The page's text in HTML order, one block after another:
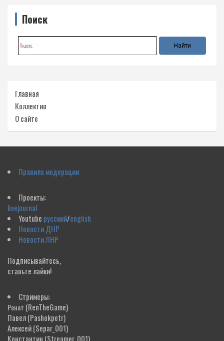
Поиск
Главная
Коллектив
О сайте
Правила модерации
Проекты:
livejournal
Youtube русский/english
Новости ДНР
Новости ЛНР
Подписывайтесь,
ставьте лайки!
Стримеры:
Ренат (RenTheGame)
Павел(Pashokpetr)
Алексей(Separ_001)
Константин (Streamer_001)